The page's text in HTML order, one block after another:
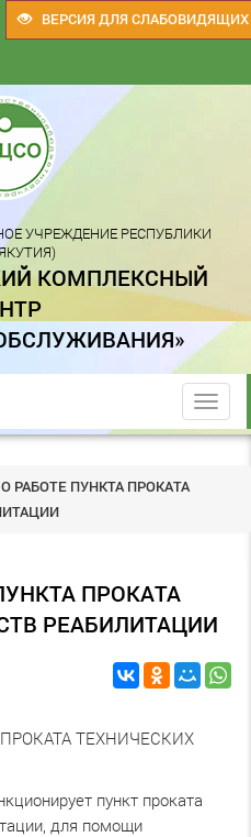
ВЕРСИЯ ДЛЯ СЛАБОВИДЯЩИХ
УЧРЕЖДЕНИЕ РЕСПУБЛИКИ
КОМПЛЕКСНЫЙ
trk
РАБОТЕ ПУНКТА ПРОКАТА
ПРОКАТА
РЕАБИЛИТАЦИИ
ТЕХНИЧЕСКИХ
пункт проката
для помощи